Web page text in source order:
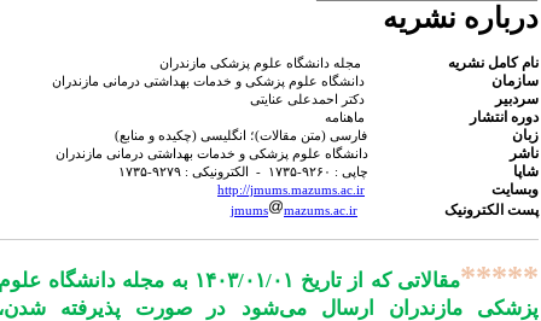
نشریه
کامل نشریه مجله دانشگاه علوم پزشکی مازندران
دانشگاه علوم پزشکی و خدمات بهداشتی درمانی مازندران
دکتر احمدعلی عنایتی
انتشار ماهنامه
فارسی (متن مقالات)؛ انگلیسی (چکیده و منابع)
دانشگاه علوم پزشکی و خدمات بهداشتی درمانی مازندران
چاپی : ۹۲۶۰-۱۷۳۵ - الکترونیکی : ۹۲۷۹-۱۷۳۵
http://jmums.mazums.ac.ir
الکترونیک jmums mazums.ac.ir
مقالاتی که از تاریخ ۱۴۰۳/۰۱/۰۱ به مجله دانشگاه علوم
مازندران ارسال میشود در صورت پذیرفته شدن،